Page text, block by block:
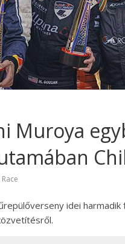
Muroya
idei harmadik